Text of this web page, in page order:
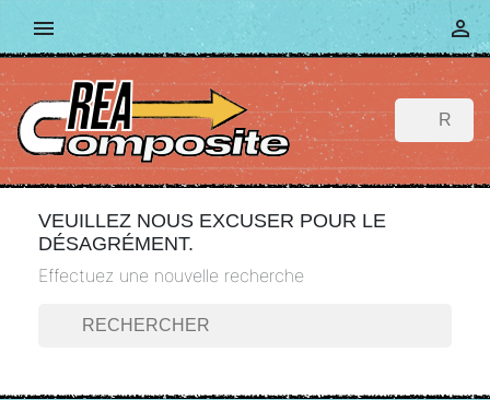
 
VEUILLEZ NOUS EXCUSER POUR LE
DÉSAGRÉMENT.
Effectuez une nouvelle recherche